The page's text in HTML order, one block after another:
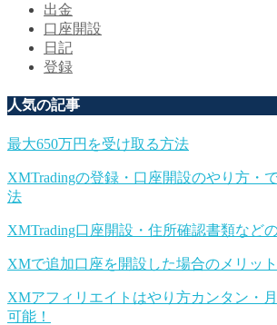
出金
口座開設
日記
登録
人気の記事
最大650万円を受け取る方法
XMTradingの登録・口座開設のやり方・
法
XMTrading口座開設・住所確認書類など
XMで追加口座を開設した場合のメリット
XMアフィリエイトはやり方カンタン・
可能！